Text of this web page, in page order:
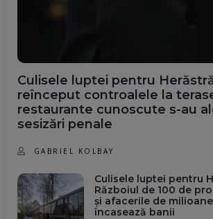
Culisele luptei pentru
reînceput controalele la
restaurante cunoscute s-au
sesizări penale
GABRIEL KOLBAY
Culisele luptei pentru
Războiul de 100 de
și afacerile de
încasează banii